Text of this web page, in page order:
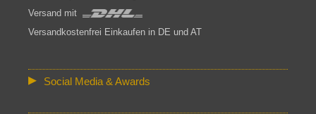
Versand mit
Versandkostenfrei Einkaufen in DE und AT
Social Media & Awards